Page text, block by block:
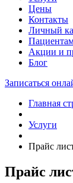
Цены
Контакты
Личный
Акции и
Блог
Записаться
Главная
Услуги
Прайс
Прайс